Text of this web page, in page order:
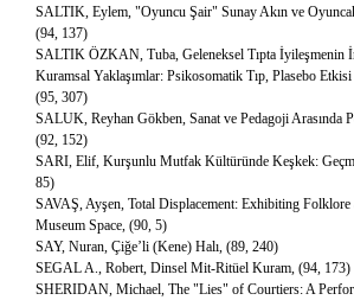
SALTIK, Eylem, "Oyuncu Şair" Sunay Akın ve
(94, 137)
SALTIK ÖZKAN, Tuba, Geleneksel Tıpta İyileşmenin
Kuramsal Yaklaşımlar: Psikosomatik Tıp, Plasebo
(95, 307)
SALUK, Reyhan Gökben, Sanat ve Pedagoji Arasında
(92, 152)
SARI, Elif, Kurşunlu Mutfak Kültüründe Keşkek:
85)
SAVAŞ, Ayşen, Total Displacement: Exhibiting Folklore
Museum Space, (90, 5)
SAY, Nuran, Çiğe’li (Kene) Halı, (89, 240)
SEGAL A., Robert, Dinsel Mit-Ritüel Kuram, (94, 173)
SHERIDAN, Michael, The "Lies" of Courtiers: A